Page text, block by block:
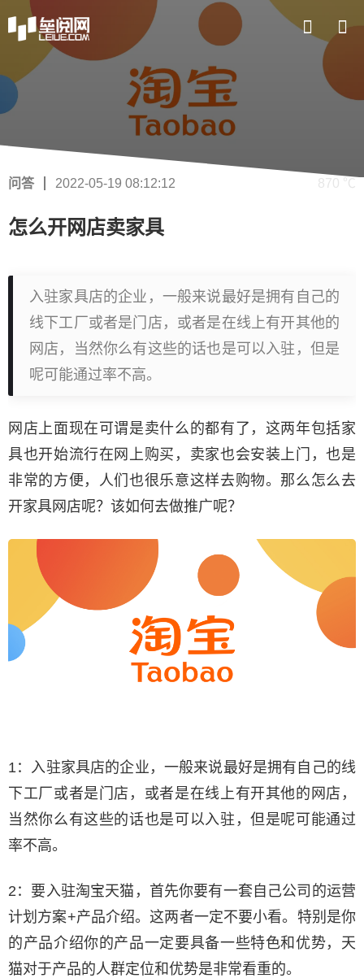
问答 2022-05-19 08:12:12 870 ℃
怎么开网店卖家具
入驻家具店的企业，一般来说最好是拥有自己的
线下工厂或者是门店，或者是在线上有开其他的
网店，当然你么有这些的话也是可以入驻，但是
呢可能通过率不高。
网店上面现在可谓是卖什么的都有了，这两年包括家
具也开始流行在网上购买，卖家也会安装上门，也是
非常的方便，人们也很乐意这样去购物。那么怎么去
开家具网店呢？该如何去做推广呢？
1：入驻家具店的企业，一般来说最好是拥有自己的线
下工厂或者是门店，或者是在线上有开其他的网店，
当然你么有这些的话也是可以入驻，但是呢可能通过
率不高。
2：要入驻淘宝天猫，首先你要有一套自己公司的运营
计划方案+产品介绍。这两者一定不要小看。特别是你
的产品介绍你的产品一定要具备一些特色和优势，天
猫对于产品的人群定位和优势是非常看重的。